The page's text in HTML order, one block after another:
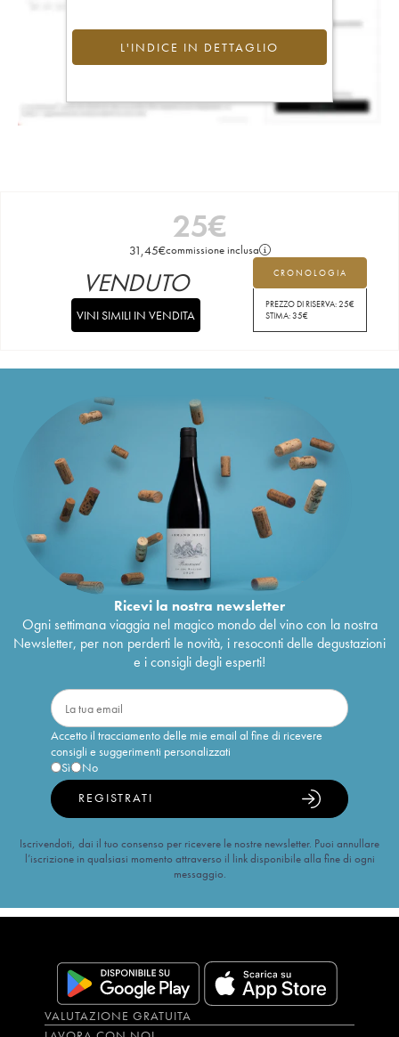
L'INDICE IN DETTAGLIO
25€
31,45€commissione inclusa
CRONOLOGIA
PREZZO DI RISERVA:25€
STIMA:35€
VENDUTO
VINI SIMILI IN VENDITA
Ricevi la nostra newsletter
Ogni settimana viaggia nel magico mondo del vino con la nostra
Newsletter, per non perderti le novità, i resoconti delle degustazioni
e i consigli degli esperti!
Accetto il tracciamento delle mie email al fine di ricevere
consigli e suggerimenti personalizzati
Sì
No
REGISTRATI
Iscrivendoti, dai il tuo consenso per ricevere le nostre newsletter. Puoi annullare
l’iscrizione in qualsiasi momento attraverso il link disponibile alla fine di ogni
messaggio.
VALUTAZIONE GRATUITA